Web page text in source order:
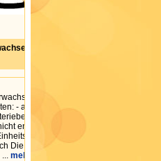
Aufblasbar
Im
- aufblasbarer
enthalten) - Hut Das
für
Die Strumpfhosen
mehr